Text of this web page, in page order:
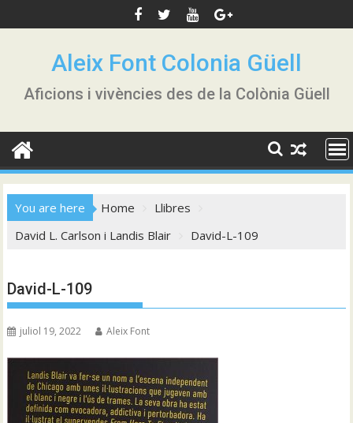
to
Aleix Font Colonia Güell
Aficions i vivències des de la Colònia Güell
You are here Home
Llibres
David L. Carlson i Landis Blair
David-L-109
David-L-109
juliol 19, 2022 Aleix Font